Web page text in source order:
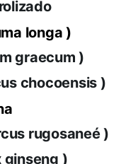
graecum )
chocoensis )
rugosaneé )
)